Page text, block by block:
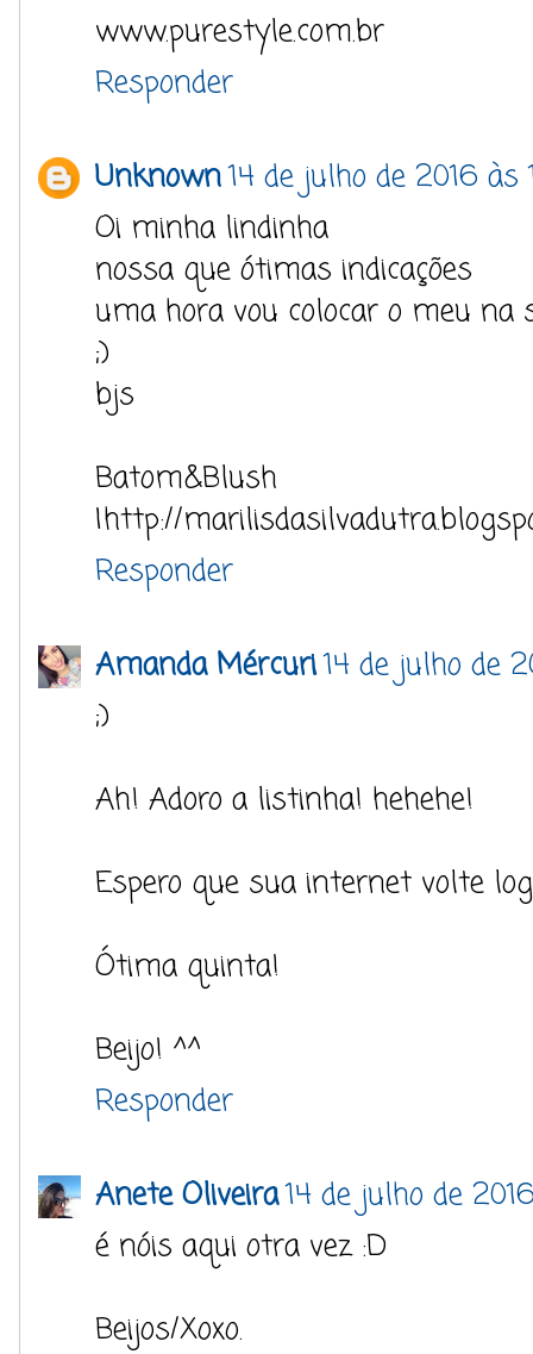
www.purestyle.com.br
Responder
Unknown14 de julho de 2016 às
Oi minha lindinha
nossa que ótimas indicações
uma hora vou colocar o meu na
;)
bjs
Batom&Blush
|http://
Responder
Amanda Mércuri14 de julho de
;)
Ah! Adoro a listinha! hehehe!
Espero que sua internet volte
Ótima quinta!
Beijo! ^^
Responder
Anete Oliveira14 de julho de
é nóis aqui otra vez :D
Beijos/Xoxo.